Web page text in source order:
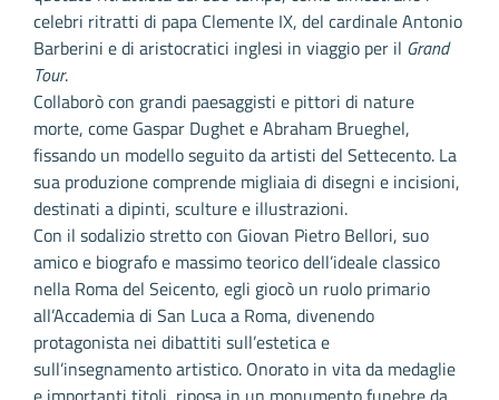
celebri ritratti di papa Clemente IX, del cardinale Antonio
Barberini e di aristocratici inglesi in viaggio per il Grand
Tour.
Collaborò con grandi paesaggisti e pittori di nature
morte, come Gaspar Dughet e Abraham Brueghel,
fissando un modello seguito da artisti del Settecento. La
sua produzione comprende migliaia di disegni e incisioni,
destinati a dipinti, sculture e illustrazioni.
Con il sodalizio stretto con Giovan Pietro Bellori, suo
amico e biografo e massimo teorico dell’ideale classico
nella Roma del Seicento, egli giocò un ruolo primario
all’Accademia di San Luca a Roma, divenendo
protagonista nei dibattiti sull’estetica e
sull’insegnamento artistico. Onorato in vita da medaglie